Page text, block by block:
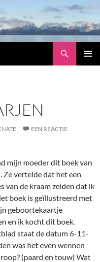
EEN REACTIE
mijn moeder dit boek van
Ze vertelde dat het een
van de kraam zeiden dat ik
boek is geïllustreerd met
geboortekaartje
en ik kocht dit boek.
staat de datum 6-11-
was het even wennen
(paard en touw) Wat